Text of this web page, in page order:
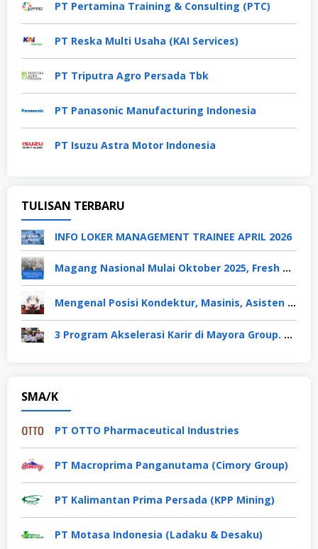
PT Pertamina Training & Consulting (PTC)
PT Reska Multi Usaha (KAI Services)
PT Triputra Agro Persada Tbk
PT Panasonic Manufacturing Indonesia
PT Isuzu Astra Motor Indonesia
TULISAN TERBARU
INFO LOKER MANAGEMENT TRAINEE APRIL 2026
Magang Nasional Mulai Oktober 2025, Fresh Graduate Dapat Gaji UMP Selama 6 Bulan
Mengenal Posisi Kondektur, Masinis, Asisten PPKA, Pemeliharaan Sarana dan Prasarana, Polsuska (Polisi Khusus Kereta Api), di PT KAI
3 Program Akselerasi Karir di Mayora Group. Apa Saja? Berikut Penjelasannya
SMA/K
PT OTTO Pharmaceutical Industries
PT Macroprima Panganutama (Cimory Group)
PT Kalimantan Prima Persada (KPP Mining)
PT Motasa Indonesia (Ladaku & Desaku)